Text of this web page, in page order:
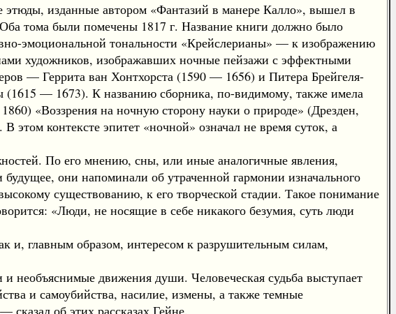
изданные автором «Фантазий в манере Калло», вышел в
тома были помечены 1817 г. Название книги должно было
эмоциональной тональности «Крейслерианы» — к изображению
художников, изображавших ночные пейзажи с эффектными
— Геррита ван Хонтхорста (1590 — 1656) и Питера Брейгеля-
(1615 — 1673). К названию сборника, по-видимому, также имела
«Воззрения на ночную сторону науки о природе» (Дрезден,
контексте эпитет «ночной» означал не время суток, а
По его мнению, сны, или иные аналогичные явления,
они напоминали об утраченной гармонии изначального
существованию, к его творческой стадии. Такое понимание
«Люди, не носящие в себе никакого безумия, суть люди
и, главным образом, интересом к разрушительным силам,
необъяснимые движения души. Человеческая судьба выступает
и самоубийства, насилие, измены, а также темные
сказал об этих рассказах Гейне.